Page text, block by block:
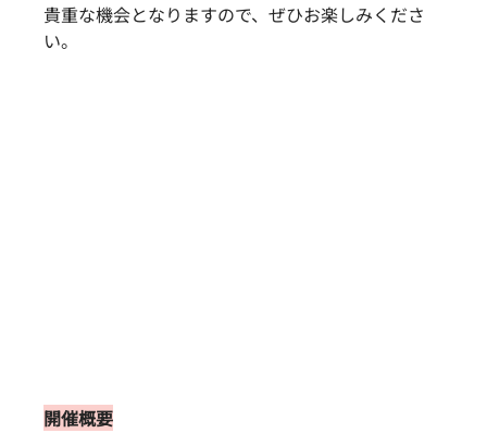
貴重な機会となりますので、ぜひお楽しみくださ
い。
開催概要